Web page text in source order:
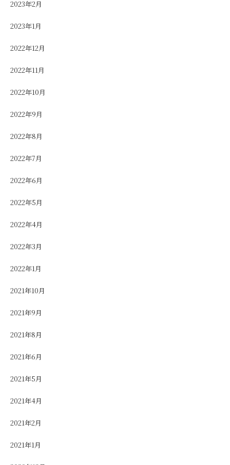
2023年2月
2023年1月
2022年12月
2022年11月
2022年10月
2022年9月
2022年8月
2022年7月
2022年6月
2022年5月
2022年4月
2022年3月
2022年1月
2021年10月
2021年9月
2021年8月
2021年6月
2021年5月
2021年4月
2021年2月
2021年1月